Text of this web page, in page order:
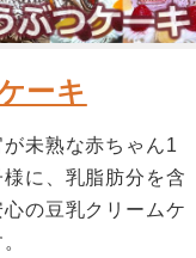
ーキ
未熟な赤ちゃん1
様に、乳脂肪分を含
心の豆乳クリームケ